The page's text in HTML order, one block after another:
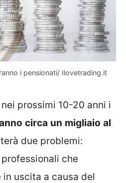
i pensionati/ Ilovetrading.it
prossimi 10-20 anni i
circa un migliaio al
due problemi:
che
uscita a causa del